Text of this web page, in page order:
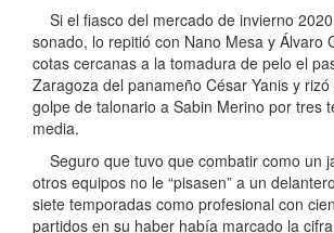
Si el fiasco del mercado de invierno
sonado, lo repitió con Nano Mesa y Álvaro
cotas cercanas a la tomadura de pelo el
Zaragoza del panameño César Yanis y
golpe de talonario a Sabin Merino por tres
media.
Seguro que tuvo que combatir como un
otros equipos no le “pisasen” a un
siete temporadas como profesional con
partidos en su haber había marcado la